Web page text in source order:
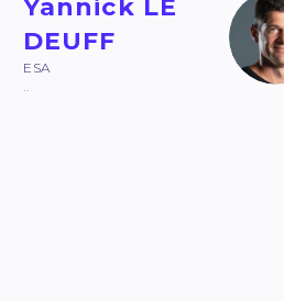
Yannick LE
DEUFF
ESA